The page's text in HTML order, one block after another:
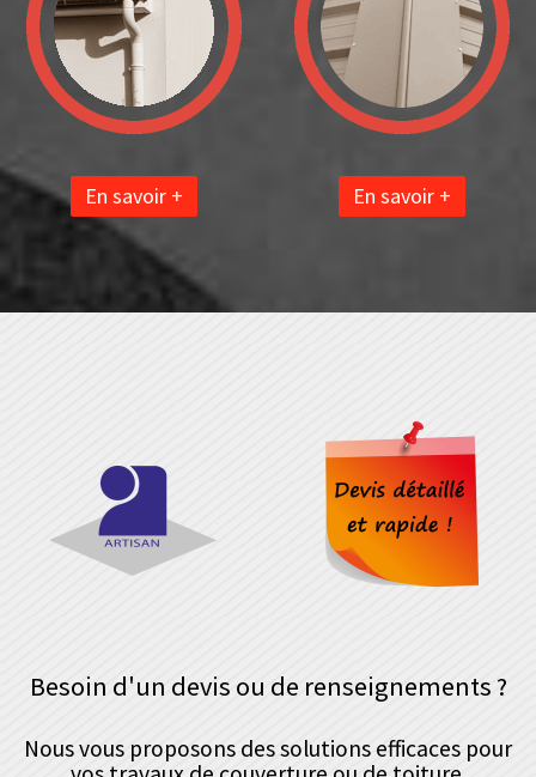
En savoir + En savoir +
Besoin d'un devis ou de renseignements ?
Nous vous proposons des solutions efficaces pour